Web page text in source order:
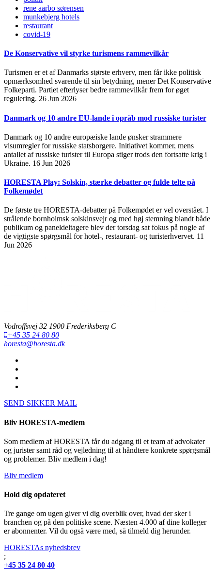
rene aarbo sørensen
munkebjerg hotels
restaurant
covid-19
De Konservative vil styrke turismens rammevilkår
Turismen er et af Danmarks største erhverv, men får ikke politisk
opmærksomhed svarende til sin betydning, mener Det Konservative
Folkeparti. Partiet efterlyser bedre rammevilkår frem for øget
regulering. 26 Jun 2026
Danmark og 10 andre EU-lande i opråb mod russiske turister
Danmark og 10 andre europæiske lande ønsker strammere
visumregler for russiske statsborgere. Initiativet kommer, mens
antallet af russiske turister til Europa stiger trods den fortsatte krig i
Ukraine. 16 Jun 2026
HORESTA Play: Solskin, stærke debatter og fulde telte på
Folkemødet
De første tre HORESTA-debatter på Folkemødet er vel overstået. I
strålende bornholmsk solskinsvejr og med høj stemning blandt både
publikum og paneldeltagere blev der torsdag sat fokus på nogle af
de vigtigste spørgsmål for hotel-, restaurant- og turisterhvervet. 11
Jun 2026
Vodroffsvej 32 1900 Frederiksberg C
+45 35 24 80 80
horesta@horesta.dk
SEND SIKKER MAIL
Bliv HORESTA-medlem
Som medlem af HORESTA får du adgang til et team af advokater
og jurister samt råd og vejledning til at håndtere konkrete spørgsmål
og problemer. Bliv medlem i dag!
Bliv medlem
Hold dig opdateret
Tre gange om ugen giver vi dig overblik over, hvad der sker i
branchen og på den politiske scene. Næsten 4.000 af dine kolleger
er abonnenter. Vil du også være med, så tilmeld dig herunder.
HORESTAs nyhedsbrev
;
+45 35 24 80 40